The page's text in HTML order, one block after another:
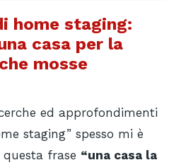
home staging:
casa per la
mosse
ed approfondimenti
staging” spesso mi è
frase “una casa la